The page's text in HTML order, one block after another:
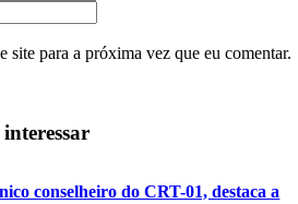
site para a próxima vez que eu comentar.
conselheiro do CRT-01, destaca a